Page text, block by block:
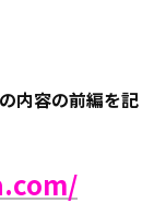
内容の前編を記